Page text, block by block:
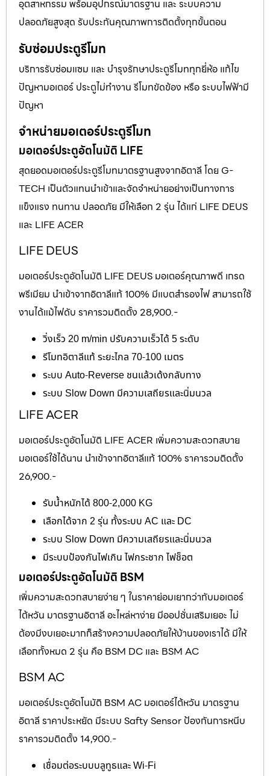
อุตสาหกรรม พร้อมอุปกรณ์มาตรฐาน และ ระบบความ
ปลอดภัยสูงสุด รับประกันคุณภาพการติดตั้งทุกขั้นตอน
รับซ่อมประตูรีโมท
บริการรับซ่อมแซม และ บำรุงรักษาประตูรีโมททุกยี่ห้อ แก้ไข
ปัญหามอเตอร์ ประตูไม่ทำงาน รีโมทขัดข้อง หรือ ระบบไฟฟ้ามี
ปัญหา
จำหน่ายมอเตอร์ประตูรีโมท
มอเตอร์ประตูอัตโนมัติ LIFE
สุดยอดมอเตอร์ประตูรีโมทมาตรฐานสูงจากอิตาลี โดย G-
TECH เป็นตัวแทนนำเข้าและจัดจำหน่ายอย่างเป็นทางการ
แข็งแรง ทนทาน ปลอดภัย มีให้เลือก 2 รุ่น ได้แก่ LIFE DEUS
และ LIFE ACER
LIFE DEUS
มอเตอร์ประตูอัตโนมัติ LIFE DEUS มอเตอร์คุณภาพดี เกรด
พรีเมียม นำเข้าจากอิตาลีแท้ 100% มีแบตสำรองไฟ สามารถใช้
งานได้แม้ไฟดับ ราคารวมติดตั้ง 28,900.-
วิ่งเร็ว 20 m/min ปรับความเร็วได้ 5 ระดับ
รีโมทอิตาลีแท้ ระยะไกล 70-100 เมตร
ระบบ Auto-Reverse ชนแล้วเด้งกลับทาง
ระบบ Slow Down มีความเสถียรและนิ่มนวล
LIFE ACER
มอเตอร์ประตูอัตโนมัติ LIFE ACER เพิ่มความสะดวกสบาย
มอเตอร์ใช้ได้นาน นำเข้าจากอิตาลีแท้ 100% ราคารวมติดตั้ง
26,900.-
รับน้ำหนักได้ 800-2,000 KG
เลือกได้จาก 2 รุ่น ทั้งระบบ AC และ DC
ระบบ Slow Down มีความเสถียรและนิ่มนวล
มีระบบป้องกันไฟเกิน ไฟกระชาก ไฟช็อต
มอเตอร์ประตูอัตโนมัติ BSM
เพิ่มความสะดวกสบายง่าย ๆ ในราคาย่อมเยากว่ากับมอเตอร์
ไต้หวัน มาตรฐานอิตาลี อะไหล่หาง่าย มีออปชั่นเสริมเยอะ ไม่
ต้องมีงบเยอะมากก็สร้างความปลอดภัยให้บ้านของเราได้ มีให้
เลือกทั้งหมด 2 รุ่น คือ BSM DC และ BSM AC
BSM AC
มอเตอร์ประตูอัตโนมัติ BSM AC มอเตอร์ไต้หวัน มาตรฐาน
อิตาลี ราคาประหยัด มีระบบ Safty Sensor ป้องกันการหนีบ
ราคารวมติดตั้ง 14,900.-
เชื่อมต่อระบบบลูทูธและ Wi-Fi